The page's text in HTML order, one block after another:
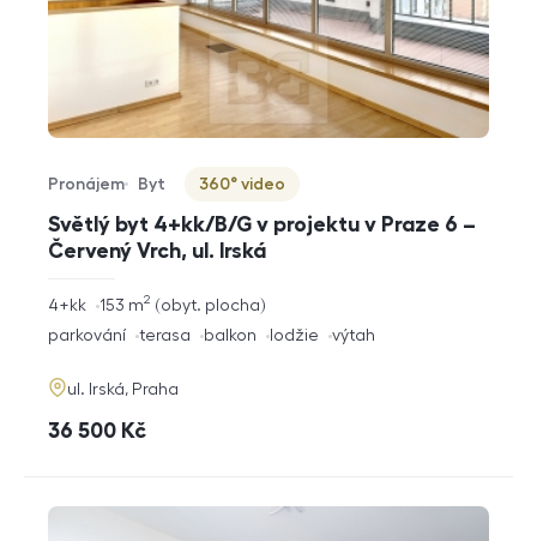
Světlý byt 4+kk/B/G v projektu v Praze 6 –
Červený Vrch, ul. Irská
Typ nabídky
Pronájem
Typ nemovitosti
Byt
Virtuální prohlídka
360° video
rozměry
dispozice
4+kk obyt. plocha
153 m2
funkce
parkování terasa balkon lodžie výtah
adresa
ul. Irská, Praha
cena
36 500 Kč